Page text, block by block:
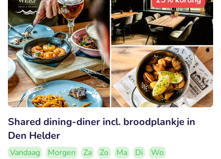
Shared dining-diner incl. broodplankje in
Den Helder
Vandaag Morgen Za Zo Ma Di
Wo